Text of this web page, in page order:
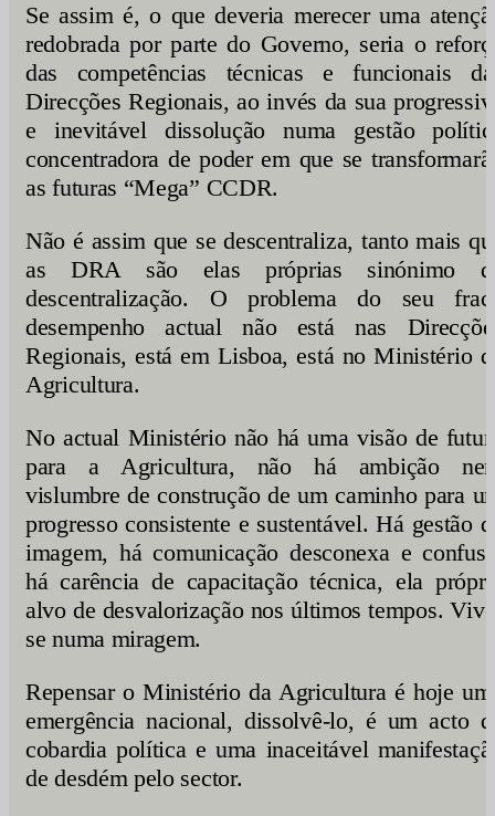
Se assim é, o que deveria merecer uma
redobrada por parte do Governo, seria o
das competências técnicas e funcionais
Direcções Regionais, ao invés da sua
e inevitável dissolução numa gestão
concentradora de poder em que se
as futuras “Mega” CCDR.
Não é assim que se descentraliza, tanto mais
as DRA são elas próprias sinónimo
descentralização. O problema do seu
desempenho actual não está nas
Regionais, está em Lisboa, está no Ministério
Agricultura.
No actual Ministério não há uma visão de
para a Agricultura, não há ambição
vislumbre de construção de um caminho para
progresso consistente e sustentável. Há gestão
imagem, há comunicação desconexa e
há carência de capacitação técnica, ela
alvo de desvalorização nos últimos tempos.
se numa miragem.
Repensar o Ministério da Agricultura é hoje
emergência nacional, dissolvê-lo, é um acto
cobardia política e uma inaceitável
de desdém pelo sector.